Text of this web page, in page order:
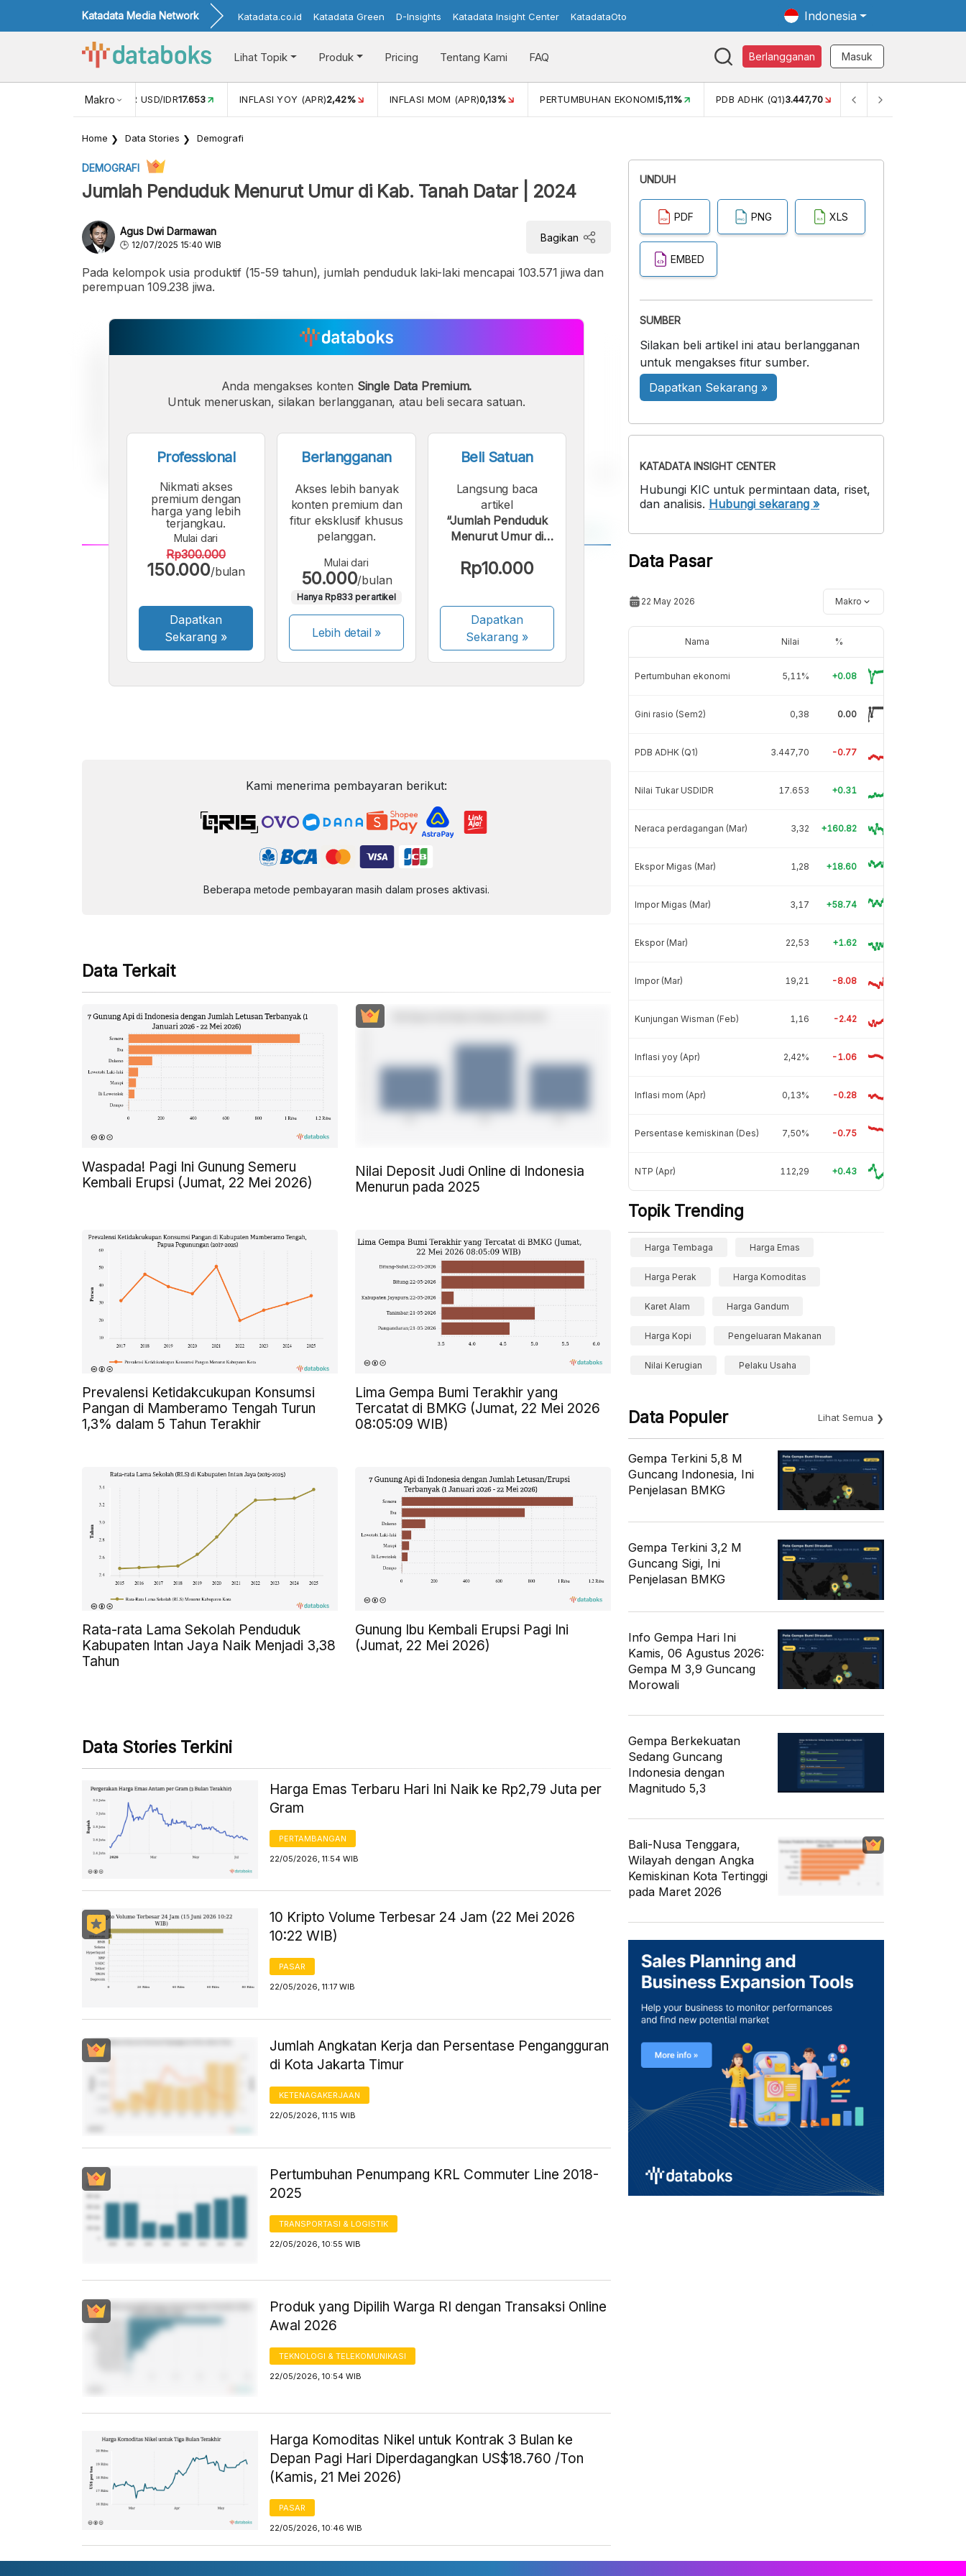
Katadata Media Network Katadata.co.id Katadata Green D-Insights Katadata Insight Center KatadataOto Indonesia
Lihat Topik Produk Pricing Tentang Kami FAQ Berlangganan Masuk
Makro
NILAI TUKAR USD/IDR17.653 INFLASI YOY (APR)2,42% INFLASI MOM (APR)0,13% PERTUMBUHAN EKONOMI5,11% PDB ADHK (Q1)3.447,70 GINI RASIO (SEM2)
Home Data Stories Demografi
DEMOGRAFI
Jumlah Penduduk Menurut Umur di Kab. Tanah Datar | 2024
Agus Dwi Darmawan
12/07/2025 15:40 WIB
Bagikan
Pada kelompok usia produktif (15-59 tahun), jumlah penduduk laki-laki mencapai 103.571 jiwa dan
perempuan 109.238 jiwa.
Font
Kecil
A
Font
Sedang
Font
Besar
Anda mengakses konten Single Data Premium.
Untuk meneruskan, silakan berlangganan, atau beli secara satuan.
Professional
Nikmati akses
premium dengan
harga yang lebih
terjangkau.
Mulai dari
Rp300.000
150.000/bulan
Dapatkan
Sekarang »
Berlangganan
Akses lebih banyak
konten premium dan
fitur eksklusif khusus
pelanggan.
Mulai dari
50.000/bulan
Hanya Rp833 per artikel
Lebih detail »
Beli Satuan
Langsung baca
artikel
“Jumlah Penduduk
Menurut Umur di
2024”.
Rp10.000
Dapatkan
Sekarang»
Kami menerima pembayaran berikut:
Beberapa metode pembayaran masih dalam proses aktivasi.
Data Terkait
Waspada! Pagi Ini Gunung Semeru
Kembali Erupsi (Jumat, 22 Mei 2026)
Nilai Deposit Judi Online di Indonesia
Menurun pada 2025
Prevalensi Ketidakcukupan Konsumsi
Pangan di Mamberamo Tengah Turun
1,3% dalam 5 Tahun Terakhir
Lima Gempa Bumi Terakhir yang
Tercatat di BMKG (Jumat, 22 Mei 2026
08:05:09 WIB)
Rata-rata Lama Sekolah Penduduk
Kabupaten Intan Jaya Naik Menjadi 3,38
Tahun
Gunung Ibu Kembali Erupsi Pagi Ini
(Jumat, 22 Mei 2026)
Data Stories Terkini
Harga Emas Terbaru Hari Ini Naik ke Rp2,79 Juta per
Gram
PERTAMBANGAN
22/05/2026, 11:54 WIB
10 Kripto Volume Terbesar 24 Jam (22 Mei 2026
10:22 WIB)
PASAR
22/05/2026, 11:17 WIB
Jumlah Angkatan Kerja dan Persentase Pengangguran
di Kota Jakarta Timur
KETENAGAKERJAAN
22/05/2026, 11:15 WIB
Pertumbuhan Penumpang KRL Commuter Line 2018-
2025
TRANSPORTASI & LOGISTIK
22/05/2026, 10:55 WIB
Produk yang Dipilih Warga RI dengan Transaksi Online
Awal 2026
TEKNOLOGI & TELEKOMUNIKASI
22/05/2026, 10:54 WIB
Harga Komoditas Nikel untuk Kontrak 3 Bulan ke
Depan Pagi Hari Diperdagangkan US$18.760 /Ton
(Kamis, 21 Mei 2026)
PASAR
22/05/2026, 10:46 WIB
UNDUH
PDF PNG XLS
EMBED
SUMBER
Silakan beli artikel ini atau berlangganan
untuk mengakses fitur sumber.
Dapatkan Sekarang »
KATADATA INSIGHT CENTER
Hubungi KIC untuk permintaan data, riset,
dan analisis. Hubungi sekarang »
Data Pasar
22 May 2026 Makro
Nama Nilai %
Pertumbuhan ekonomi 5,11% +0.08
Gini rasio (Sem2) 0,38 0.00
PDB ADHK (Q1) 3.447,70 -0.77
Nilai Tukar USDIDR 17.653 +0.31
Neraca perdagangan (Mar) 3,32 +160.82
Ekspor Migas (Mar) 1,28 +18.60
Impor Migas (Mar) 3,17 +58.74
Ekspor (Mar) 22,53 +1.62
Impor (Mar) 19,21 -8.08
Kunjungan Wisman (Feb) 1,16 -2.42
Inflasi yoy (Apr) 2,42% -1.06
Inflasi mom (Apr) 0,13% -0.28
Persentase kemiskinan (Des) 7,50% -0.75
NTP (Apr) 112,29 +0.43
Topik Trending
Harga Tembaga Harga Emas
Harga Perak Harga Komoditas
Karet Alam Harga Gandum
Harga Kopi Pengeluaran Makanan
Nilai Kerugian Pelaku Usaha
Data Populer Lihat Semua
Gempa Terkini 5,8 M
Guncang Indonesia, Ini
Penjelasan BMKG
Gempa Terkini 3,2 M
Guncang Sigi, Ini
Penjelasan BMKG
Info Gempa Hari Ini
Kamis, 06 Agustus 2026:
Gempa M 3,9 Guncang
Morowali
Gempa Berkekuatan
Sedang Guncang
Indonesia dengan
Magnitudo 5,3
Bali-Nusa Tenggara,
Wilayah dengan Angka
Kemiskinan Kota Tertinggi
pada Maret 2026